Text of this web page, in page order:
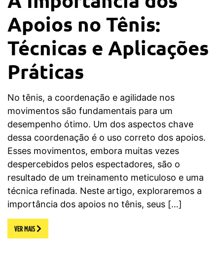
Apoios no Tênis:
Técnicas e Aplicações
Práticas
No tênis, a coordenação e agilidade nos
movimentos são fundamentais para um
desempenho ótimo. Um dos aspectos chave
dessa coordenação é o uso correto dos apoios.
Esses movimentos, embora muitas vezes
despercebidos pelos espectadores, são o
resultado de um treinamento meticuloso e uma
técnica refinada. Neste artigo, exploraremos a
importância dos apoios no tênis, seus […]
VER MAIS